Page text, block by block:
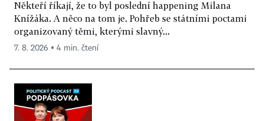
Někteří říkají, že to byl poslední happening Milana
Knížáka. A něco na tom je. Pohřeb se státními poctami
organizovaný těmi, kterými slavný...
7. 8. 2026 ▪ 4 min. čtení